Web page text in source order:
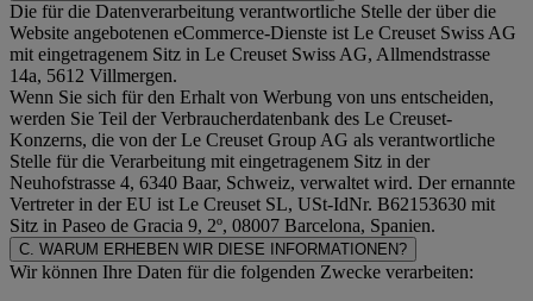
Die für die Datenverarbeitung verantwortliche Stelle der über die
Website angebotenen eCommerce-Dienste ist Le Creuset Swiss AG
mit eingetragenem Sitz in Le Creuset Swiss AG, Allmendstrasse
14a, 5612 Villmergen.
Wenn Sie sich für den Erhalt von Werbung von uns entscheiden,
werden Sie Teil der Verbraucherdatenbank des Le Creuset-
Konzerns, die von der Le Creuset Group AG als verantwortliche
Stelle für die Verarbeitung mit eingetragenem Sitz in der
Neuhofstrasse 4, 6340 Baar, Schweiz, verwaltet wird. Der ernannte
Vertreter in der EU ist Le Creuset SL, USt-IdNr. B62153630 mit
Sitz in Paseo de Gracia 9, 2º, 08007 Barcelona, Spanien.
C. WARUM ERHEBEN WIR DIESE INFORMATIONEN?
Wir können Ihre Daten für die folgenden Zwecke verarbeiten: